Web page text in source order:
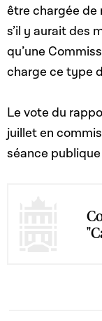
être chargée de
s’il y aurait des
qu’une
charge ce type
Le vote du
juillet en
séance publique